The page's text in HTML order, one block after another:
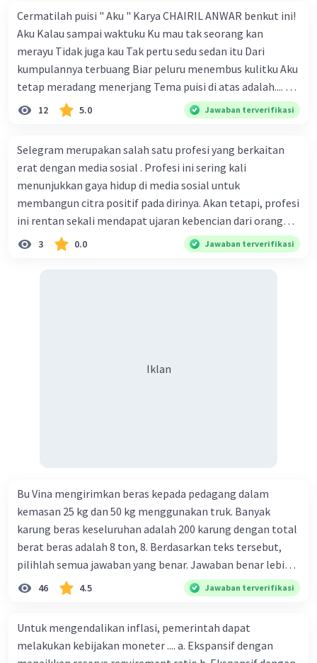
Cermatilah puisi " Aku " Karya CHAIRIL ANWAR benkut ini!
Aku Kalau sampai waktuku Ku mau tak seorang kan
merayu Tidak juga kau Tak pertu sedu sedan itu Dari
kumpulannya terbuang Biar peluru menembus kulitku Aku
tetap meradang menerjang Tema puisi di atas adalah.... A.
ketekunan dan kemauan seseorang dalam
memperjuangan hak dirinya B. kemauan untuk hidup
mendapatkan cinta sejati D. seseorang yang tidak mau
diganggu oleh siapapun E. kepasrahan kepada keadaan
yang sedang terjadi
12 5.0 Jawaban terverifikasi
Selegram merupakan salah satu profesi yang berkaitan
erat dengan media sosial . Profesi ini sering kali
menunjukkan gaya hidup di media sosial untuk
membangun citra positif pada dirinya. Akan tetapi, profesi
ini rentan sekali mendapat ujaran kebencian dari orang
yang tidak dikenal di media sosial. Bentuk pelanggaran
hak warga negara yang terjadi pada ilustrasi tersebut
3 0.0 Jawaban terverifikasi
Iklan
Bu Vina mengirimkan beras kepada pedagang dalam
kemasan 25 kg dan 50 kg menggunakan truk. Banyak
karung beras keseluruhan adalah 200 karung dengan total
berat beras adalah 8 ton, 8. Berdasarkan teks tersebut,
pilihlah semua jawaban yang benar. Jawaban benar lebih
dari satu. Banyak karung beras kemasan 25 kg adalah 50
buah. Banyak karung beras kemasan 50 kg adalah 150
ton. Perbandingan berat beras kemasan 25 kg dan 50 kg
dalam truk adalah 1: 3. 9. Berdasarkan teks tersebut, jika
46 4.5 Jawaban terverifikasi
Untuk mengendalikan inflasi, pemerintah dapat
melakukan kebijakan moneter .... a. Ekspansif dengan